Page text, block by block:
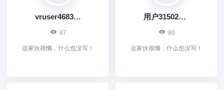
vruser4683341175
87
这家伙很懒，什么也没写！
用户315022988
80
这家伙很懒，什么也没写！